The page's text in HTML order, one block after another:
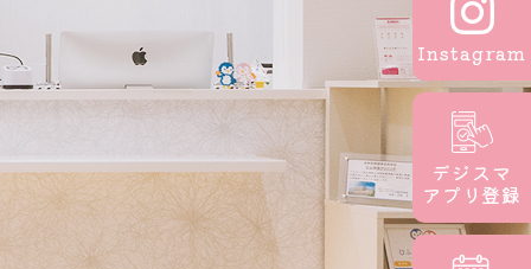
Instagram
デジスマ
アプリ登録